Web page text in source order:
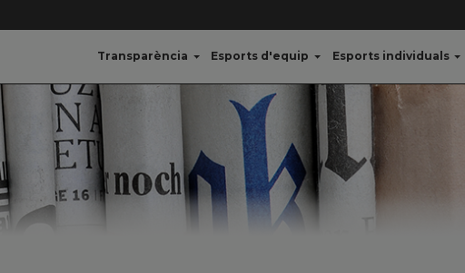
Transparència Esports d'equip Esports individuals